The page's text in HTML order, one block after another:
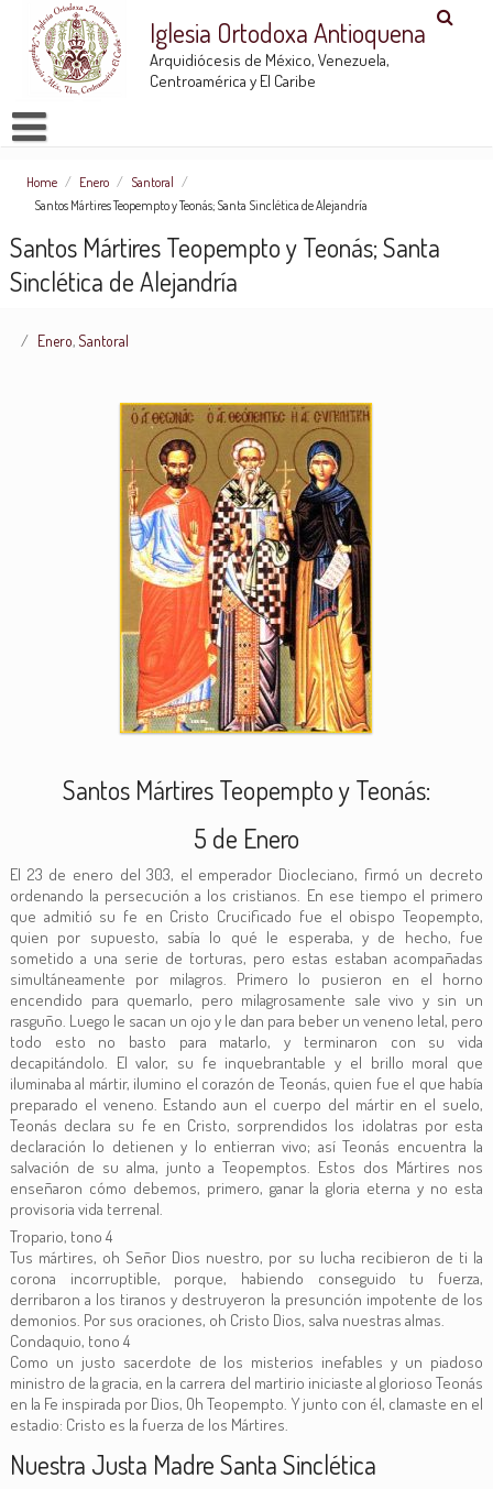
Iglesia Ortodoxa Antioquena
Arquidiócesis de México, Venezuela,
Centroamérica y El Caribe
Home / Enero / Santoral
/
Santos Mártires Teopempto y Teonás; Santa Sinclética de Alejandría
Santos Mártires Teopempto y Teonás; Santa
Sinclética de Alejandría
Enero,Santoral
Santos Mártires Teopempto y Teonás:
5 de Enero
El 23 de enero del 303, el emperador Diocleciano, firmó un decreto
ordenando la persecución a los cristianos. En ese tiempo el primero
que admitió su fe en Cristo Crucificado fue el obispo Teopempto,
quien por supuesto, sabía lo qué le esperaba, y de hecho, fue
sometido a una serie de torturas, pero estas estaban acompañadas
simultáneamente por milagros. Primero lo pusieron en el horno
encendido para quemarlo, pero milagrosamente sale vivo y sin un
rasguño. Luego le sacan un ojo y le dan para beber un veneno letal, pero
todo esto no basto para matarlo, y terminaron con su vida
decapitándolo. El valor, su fe inquebrantable y el brillo moral que
iluminaba al mártir, ilumino el corazón de Teonás, quien fue el que había
preparado el veneno. Estando aun el cuerpo del mártir en el suelo,
Teonás declara su fe en Cristo, sorprendidos los idolatras por esta
declaración lo detienen y lo entierran vivo; así Teonás encuentra la
salvación de su alma, junto a Teopemptos. Estos dos Mártires nos
enseñaron cómo debemos, primero, ganar la gloria eterna y no esta
provisoria vida terrenal.
Tropario, tono 4
Tus mártires, oh Señor Dios nuestro, por su lucha recibieron de ti la
corona incorruptible, porque, habiendo conseguido tu fuerza,
derribaron a los tiranos y destruyeron la presunción impotente de los
demonios. Por sus oraciones, oh Cristo Dios, salva nuestras almas.
Condaquio, tono 4
Como un justo sacerdote de los misterios inefables y un piadoso
ministro de la gracia, en la carrera del martirio iniciaste al glorioso Teonás
en la Fe inspirada por Dios, Oh Teopempto. Y junto con él, clamaste en el
estadio: Cristo es la fuerza de los Mártires.
Nuestra Justa Madre Santa Sinclética